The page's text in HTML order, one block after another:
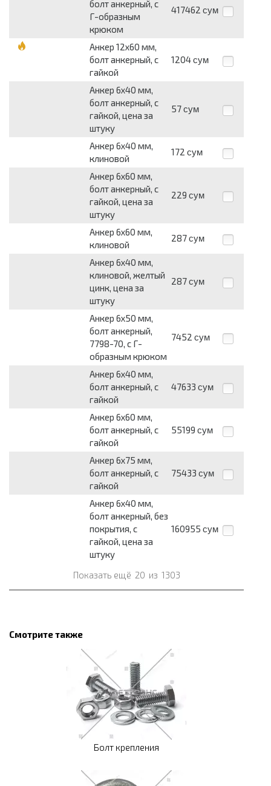
болт анкерный, с
Г-образным
крюком
417462 сум
Анкер 12x60 мм,
болт анкерный, с
гайкой
1204 сум
Анкер 6x40 мм,
болт анкерный, с
гайкой, цена за
штуку
57 сум
Анкер 6x40 мм,
клиновой
172 сум
Анкер 6x60 мм,
болт анкерный, с
гайкой, цена за
штуку
229 сум
Анкер 6x60 мм,
клиновой
287 сум
Анкер 6x40 мм,
клиновой, желтый
цинк, цена за
штуку
287 сум
Анкер 6x50 мм,
болт анкерный,
7798-70, с Г-
образным крюком
7452 сум
Анкер 6x40 мм,
болт анкерный, с
гайкой
47633 сум
Анкер 6x60 мм,
болт анкерный, с
гайкой
55199 сум
Анкер 6x75 мм,
болт анкерный, с
гайкой
75433 сум
Анкер 6x40 мм,
болт анкерный, без
покрытия, с
гайкой, цена за
штуку
160955 сум
Показать ещё 20 из 1303
Смотрите также
Болт крепления